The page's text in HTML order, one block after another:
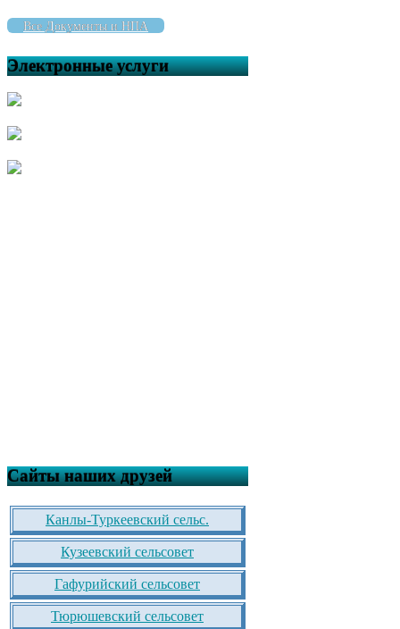
Все Документы и НПА
Электронные услуги
Сайты наших друзей
Канлы-Туркеевский сельс.
Кузеевский сельсовет
Гафурийский сельсовет
Тюрюшевский сельсовет